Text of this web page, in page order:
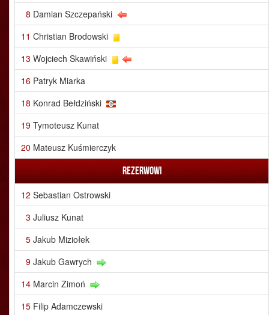
8 Damian Szczepański
11 Christian Brodowski
13 Wojciech Skawiński
16 Patryk Miarka
18 Konrad Bełdziński
19 Tymoteusz Kunat
20 Mateusz Kuśmierczyk
Rezerwowi
12 Sebastian Ostrowski
3 Juliusz Kunat
5 Jakub Miziołek
9 Jakub Gawrych
14 Marcin Zimoń
15 Filip Adamczewski